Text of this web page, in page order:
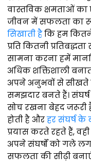
वास्तविक क्षमताओं का
जीवन में सफलता का
सिखाती हैकि हम
प्रति कितनी
सामना करना हमें
अधिक शक्तिशाली
अपने अनुभवों से सीखते
समझदार बनते हैं।
सोच रखना बेहद जरूरी
होती है औरहर संघर्ष
प्रयास करते रहते हैं,
अपने संघर्षों को गले
सफलता की सीढ़ी